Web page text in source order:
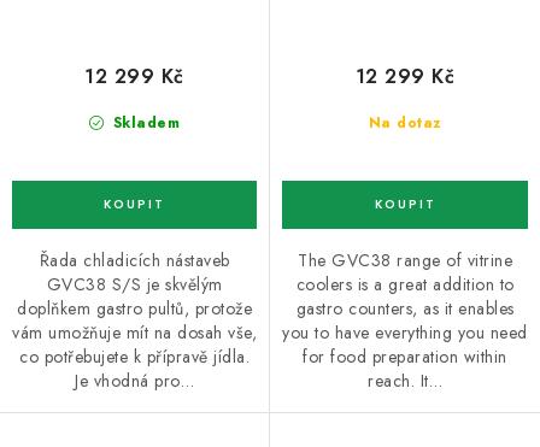
Skladem
12 299 Kč
Řada chladicích nástaveb
GVC38 S/S je skvělým
doplňkem gastro pultů, protože
vám umožňuje mít na dosah vše,
co potřebujete k přípravě jídla.
Je vhodná pro…
Na dotaz
12 299 Kč
The GVC38 range of vitrine
coolers is a great addition to
gastro counters, as it enables
you to have everything you need
for food preparation within
reach. It…